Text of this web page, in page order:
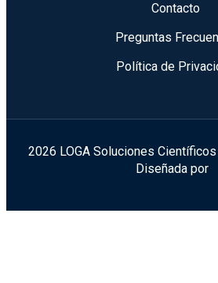
Contacto
Preguntas
Política de
2026 LOGA Soluciones Científicos
Diseñada por